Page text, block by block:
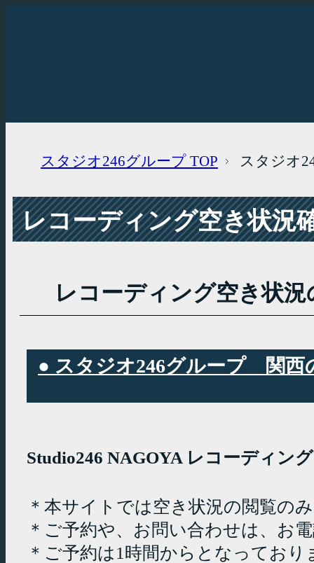
スタジオ246グループ TOP スタジオ
レコーディング空き状況
レコーディング空き状況
● スタジオ246グループ 関西
Studio246 NAGOYA レコーディン
＊本サイトでは空き状況の閲覧の
＊ご予約や、お問い合わせは、お
＊ご予約は1時間からとなっており